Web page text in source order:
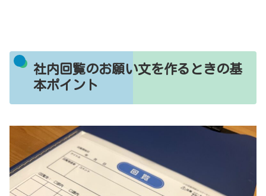
社内回覧のお願い文を作るときの基
本ポイント